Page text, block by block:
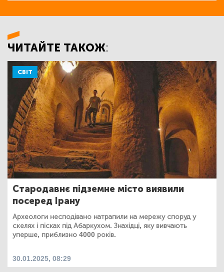
ЧИТАЙТЕ ТАКОЖ:
СВІТ
Стародавнє підземне місто виявили
посеред Ірану
Археологи несподівано натрапили на мережу споруд у
скелях і пісках під Абаркухом. Знахідці, яку вивчають
уперше, приблизно 4000 років.
30.01.2025, 08:29